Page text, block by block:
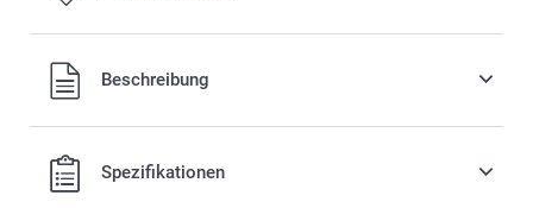
Alle Preise verstehen sich in EURO (€) inkl. MwSt. und zzgl.
Versandkosten.Beschreibung
Spezifikationen